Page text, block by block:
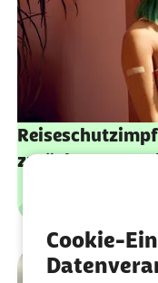
Cookie-
zurück erstattet